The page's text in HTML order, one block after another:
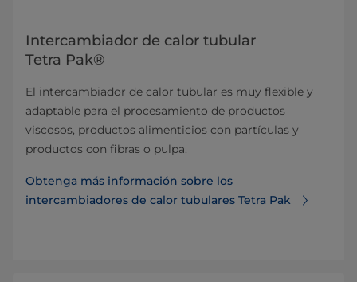
Intercambiador de calor tubular
Tetra Pak®
El intercambiador de calor tubular es muy flexible y
adaptable para el procesamiento de productos
viscosos, productos alimenticios con partículas y
productos con fibras o pulpa.
Obtenga más información sobre los
intercambiadores de calor tubulares Tetra Pak